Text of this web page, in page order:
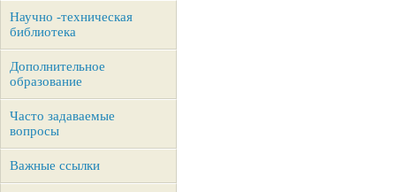
Научно -техническая
библиотека
Дополнительное
образование
Часто задаваемые
вопросы
Важные ссылки